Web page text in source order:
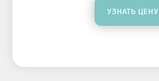
УЗНАТЬ ЦЕНУ